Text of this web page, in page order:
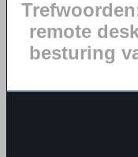
remote
besturing